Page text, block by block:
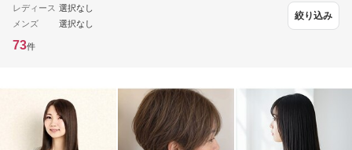
レディース 選択なし
メンズ
選択なし
絞り込み
73件